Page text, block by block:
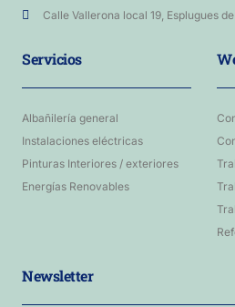
Calle Vallerona local 19, Esplugues
Servicios
Albañilería general
Instalaciones eléctricas
Pinturas Interiores / exteriores
Energías Renovables
Newsletter